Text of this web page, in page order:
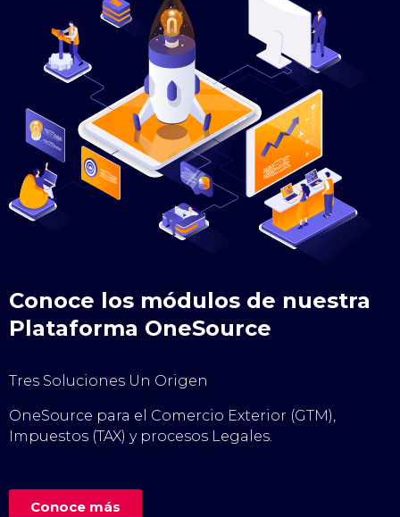
Conoce los módulos de nuestra
Plataforma OneSource
Tres Soluciones Un Origen
OneSource para el Comercio Exterior (GTM),
Impuestos (TAX) y procesos Legales.
Conoce más